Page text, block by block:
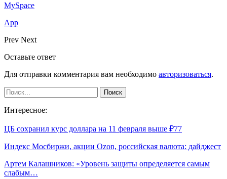
MySpace
App
Prev Next
Оставьте ответ
Для отправки комментария вам необходимо авторизоваться.
Интересное:
ЦБ сохранил курс доллара на 11 февраля выше ₽77
Индекс Мосбиржи, акции Ozon, российская валюта: дайджест
Артем Калашников: «Уровень защиты определяется самым
слабым…